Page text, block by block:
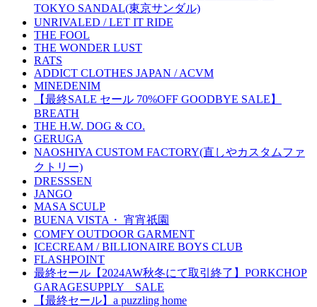
TOKYO SANDAL(東京サンダル)
UNRIVALED / LET IT RIDE
THE FOOL
THE WONDER LUST
RATS
ADDICT CLOTHES JAPAN / ACVM
MINEDENIM
【最終SALE セール 70%OFF GOODBYE SALE】
BREATH
THE H.W. DOG & CO.
GERUGA
NAOSHIYA CUSTOM FACTORY(直しやカスタムファ
クトリー)
DRESSSEN
JANGO
MASA SCULP
BUENA VISTA・ 宵宵祇園
COMFY OUTDOOR GARMENT
ICECREAM / BILLIONAIRE BOYS CLUB
FLASHPOINT
最終セール【2024AW秋冬にて取引終了】PORKCHOP
GARAGESUPPLY SALE
【最終セール】a puzzling home